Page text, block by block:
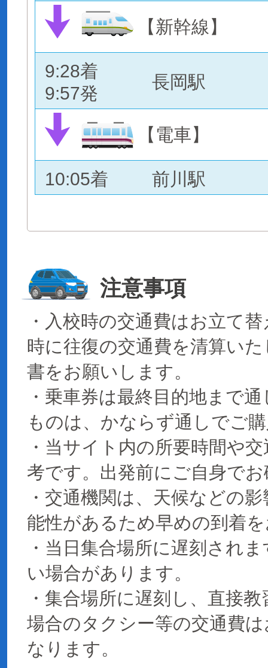
【新幹線】
9:28着
9:57発
長岡駅
【電車】
10:05着 前川駅
注意事項
・入校時の交通費はお立て
時に往復の交通費を清算い
書をお願いします。
・乗車券は最終目的地まで
ものは、かならず通しでご
・当サイト内の所要時間や
考です。出発前にご自身で
・交通機関は、天候などの
能性があるため早めの到着
・当日集合場所に遅刻され
い場合があります。
・集合場所に遅刻し、直接
場合のタクシー等の交通費
なります。